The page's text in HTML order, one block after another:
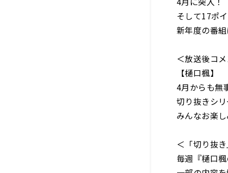
そして17ポ
新年度の番
＜放送後コ
【樋口楓】
4月からも無
切り抜きシ
みんなお楽
＜「切り抜
毎週『樋口